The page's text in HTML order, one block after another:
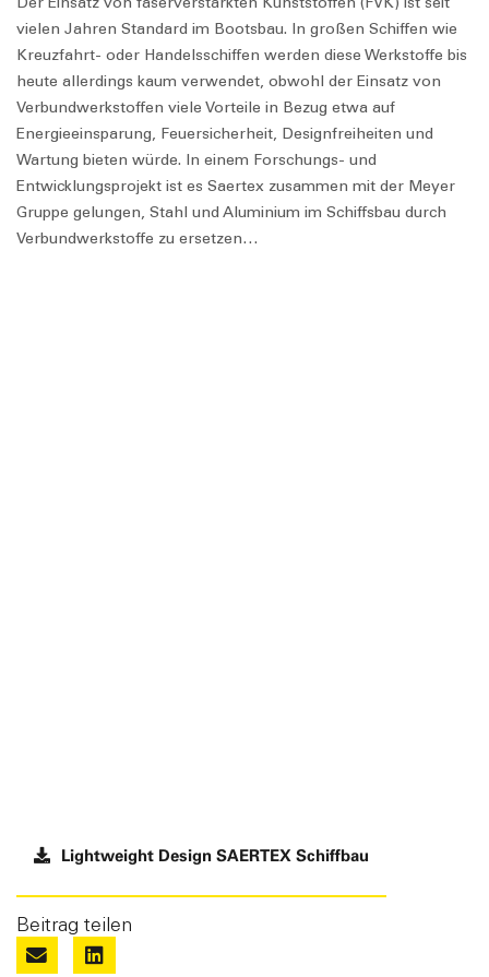
vielen Jahren Standard im Bootsbau. In großen Schiffen wie
Kreuzfahrt- oder Handelsschiffen werden diese Werkstoffe bis
heute allerdings kaum verwendet, obwohl der Einsatz von
Verbundwerkstoffen viele Vorteile in Bezug etwa auf
Energieeinsparung, Feuersicherheit, Designfreiheiten und
Wartung bieten würde. In einem Forschungs- und
Entwicklungsprojekt ist es Saertex zusammen mit der Meyer
Gruppe gelungen, Stahl und Aluminium im Schiffsbau durch
Verbundwerkstoffe zu ersetzen…
Lightweight Design SAERTEX Schiffbau
Beitrag teilen